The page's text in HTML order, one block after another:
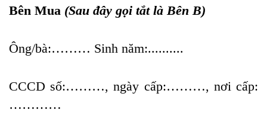
Bên Mua (Sau đây gọi tắt là Bên B)
Ông/bà:……… Sinh năm:..........
CCCD số:………, ngày cấp:………, nơi cấp:
…………